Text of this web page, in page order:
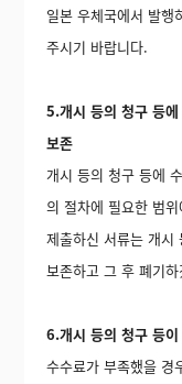
일본 우체국에서 발행
주시기 바랍니다.
5.개시 등의 청구 등
보존
개시 등의 청구 등에
의 절차에 필요한 범
제출하신 서류는 개시
보존하고 그 후 폐기
6.개시 등의 청구 등
수수료가 부족했을 경